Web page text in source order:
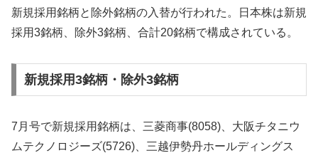
新規採用銘柄と除外銘柄の入替が行われた。日本株は新規
採用3銘柄、除外3銘柄、合計20銘柄で構成されている。
新規採用3銘柄・除外3銘柄
7月号で新規採用銘柄は、三菱商事(8058)、大阪チタニウ
ムテクノロジーズ(5726)、三越伊勢丹ホールディングス